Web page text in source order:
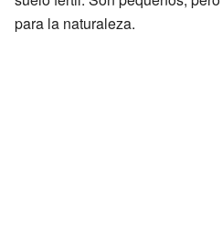
para la naturaleza.